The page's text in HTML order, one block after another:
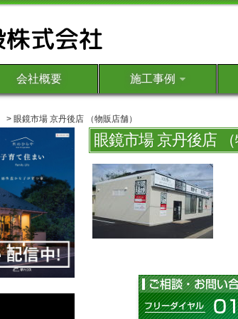
会社概要 施工事例
> 眼鏡市場 京丹後店 （物販店舗）
眼鏡市場 京丹後店 （